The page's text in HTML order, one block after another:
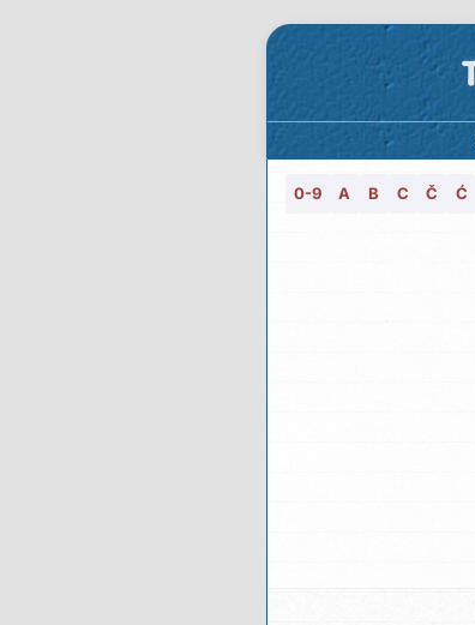
0-9 A B C Č Ć